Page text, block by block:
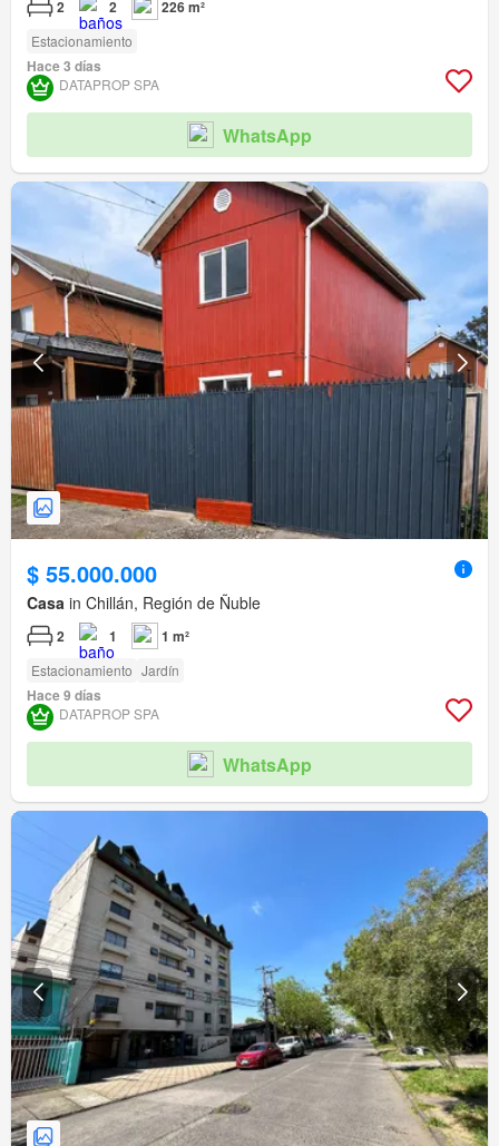
2 2 226 m²
Estacionamiento
Hace 3 días
DATAPROP SPA
WhatsApp
$ 55.000.000
Casa in Chillán, Región de Ñuble
2 1 1 m²
Estacionamiento Jardín
Hace 9 días
DATAPROP SPA
WhatsApp